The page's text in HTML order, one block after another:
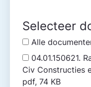
Selecteer
Alle
04.01.150621.
Civ Constructies
pdf, 74 KB